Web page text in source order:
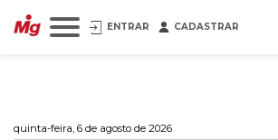
ENTRAR CADASTRAR
quinta-feira, 6 de agosto de 2026